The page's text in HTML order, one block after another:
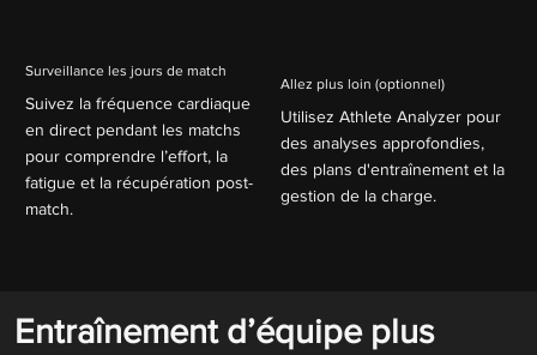
Surveillance les jours de match
Suivez la fréquence cardiaque
en direct pendant les matchs
pour comprendre l’effort, la
fatigue et la récupération post-
match.​
Allez plus loin (optionnel)
Utilisez Athlete Analyzer pour
des analyses approfondies,
des plans d'entraînement et la
gestion de la charge.
Entraînement d’équipe plus